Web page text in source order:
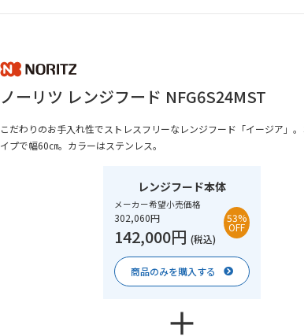
ノーリツ レンジフード NFG6S24MST
こだわりのお手入れ性でストレスフリーなレンジフード「イージア」
イプで幅60㎝。カラーはステンレス。
レンジフード本体
メーカー希望小売価格
302,060円
142,000円 (税込)
53%
OFF
商品のみを購入する